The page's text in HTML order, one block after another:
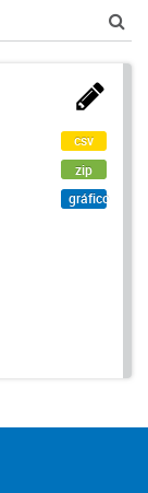
csv
zip
gráfico